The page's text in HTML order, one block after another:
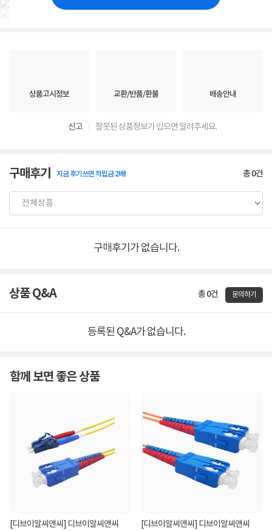
상품고시정보 교환/반품/환불 배송안내
신고 잘못된 상품정보가 있으면 알려주세요.
구매후기 지금 후기쓰면 적립금 2배! 총0건
구매후기가 없습니다.
상품 Q&A 총 0건 문의하기
등록된 Q&A가 없습니다.
함께 보면 좋은 상품
[디브이알씨앤씨] 디브이알씨앤씨
[디브이알씨앤씨] 디브이알씨앤씨